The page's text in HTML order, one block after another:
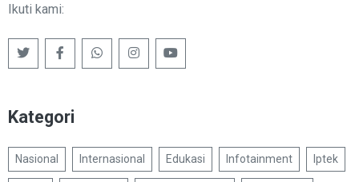
Ikuti kami:
Kategori
Nasional Internasional Edukasi Infotainment Iptek